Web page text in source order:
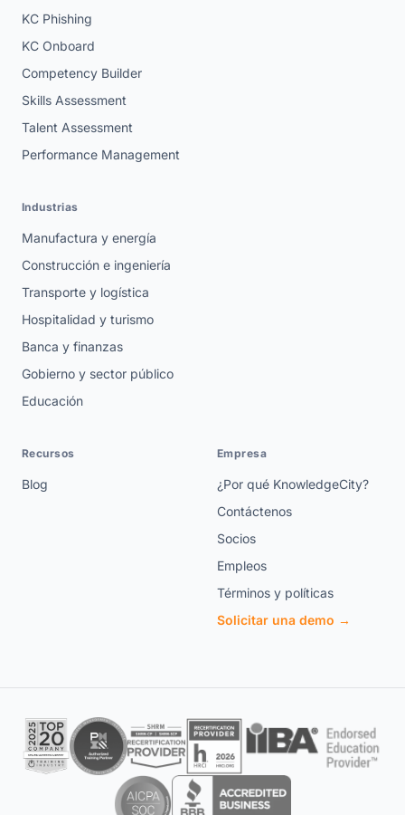
KC Phishing
KC Onboard
Competency Builder
Skills Assessment
Talent Assessment
Performance Management
Industrias
Manufactura y energía
Construcción e ingeniería
Transporte y logística
Hospitalidad y turismo
Banca y finanzas
Gobierno y sector público
Educación
Recursos
Blog
Empresa
¿Por qué KnowledgeCity?
Contáctenos
Socios
Empleos
Términos y políticas
Solicitar una demo →